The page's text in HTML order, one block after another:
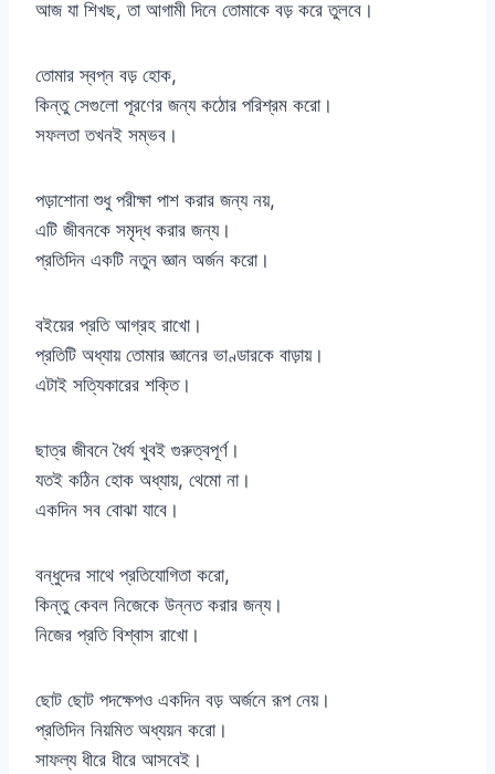
আজ যা শিখছ, তা আগামী দিনে তোমাকে বড় করে তুলবে।
তোমার স্বপ্ন বড় হোক,
কিন্তু সেগুলো পূরণের জন্য কঠোর পরিশ্রম করো।
সফলতা তখনই সম্ভব।
পড়াশোনা শুধু পরীক্ষা পাশ করার জন্য নয়,
এটি জীবনকে সমৃদ্ধ করার জন্য।
প্রতিদিন একটি নতুন জ্ঞান অর্জন করো।
বইয়ের প্রতি আগ্রহ রাখো।
প্রতিটি অধ্যায় তোমার জ্ঞানের ভাণ্ডারকে বাড়ায়।
এটাই সত্যিকারের শক্তি।
ছাত্র জীবনে ধৈর্য খুবই গুরুত্বপূর্ণ।
যতই কঠিন হোক অধ্যায়, থেমো না।
একদিন সব বোঝা যাবে।
বন্ধুদের সাথে প্রতিযোগিতা করো,
কিন্তু কেবল নিজেকে উন্নত করার জন্য।
নিজের প্রতি বিশ্বাস রাখো।
ছোট ছোট পদক্ষেপও একদিন বড় অর্জনে রূপ নেয়।
প্রতিদিন নিয়মিত অধ্যয়ন করো।
সাফল্য ধীরে ধীরে আসবেই।